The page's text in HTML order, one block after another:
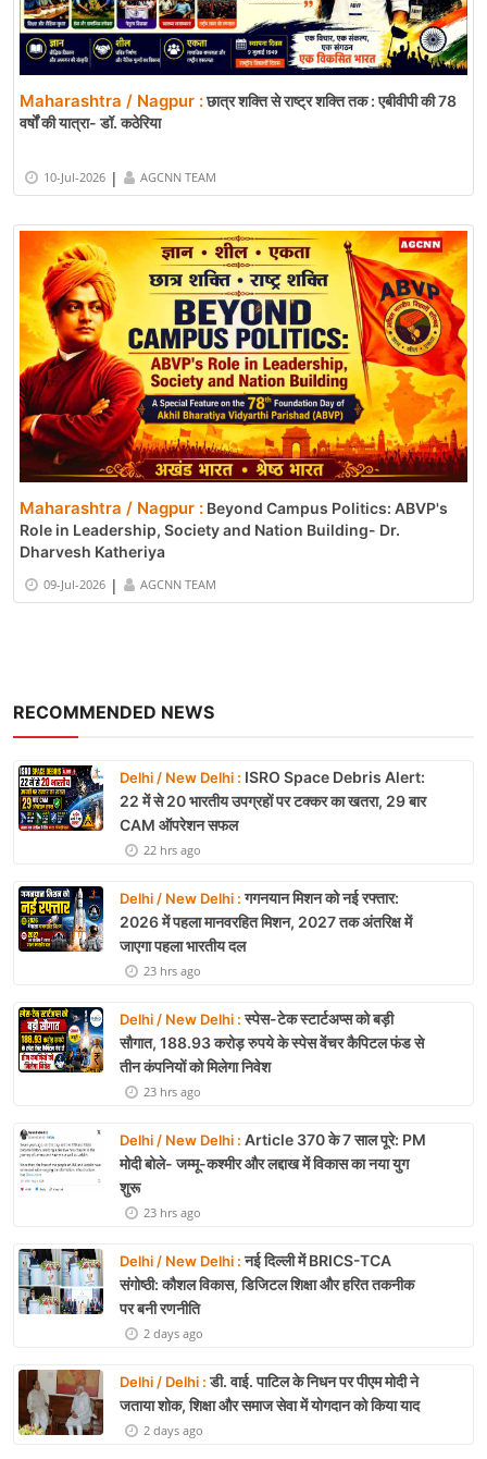
RECOMMENDED NEWS
Delhi / New Delhi : ISRO Space Debris Alert:
22 में से 20 भारतीय उपग्रहों पर टक्कर का खतरा, 29 बार
CAM ऑपरेशन सफल
22 hrs ago
Delhi / New Delhi :गगनयान मिशन को नई रफ्तार:
2026 में पहला मानवरहित मिशन, 2027 तक अंतरिक्ष में
जाएगा पहला भारतीय दल
23 hrs ago
Delhi / New Delhi :स्पेस-टेक स्टार्टअप्स को बड़ी
सौगात, 188.93 करोड़ रुपये के स्पेस वेंचर कैपिटल फंड से
तीन कंपनियों को मिलेगा निवेश
23 hrs ago
Delhi / New Delhi : Article 370 के 7 साल पूरे: PM
मोदी बोले- जम्मू-कश्मीर और लद्दाख में विकास का नया युग
शुरू
23 hrs ago
Delhi / New Delhi :नई दिल्ली में BRICS-TCA
संगोष्ठी: कौशल विकास, डिजिटल शिक्षा और हरित तकनीक
पर बनी रणनीति
2 days ago
Delhi / Delhi :डी. वाई. पाटिल के निधन पर पीएम मोदी ने
जताया शोक, शिक्षा और समाज सेवा में योगदान को किया याद
2 days ago
Maharashtra / Nagpur :छात्र शक्ति से राष्ट्र शक्ति तक : एबीवीपी की 78
वर्षों की यात्रा- डॉ. कठेरिया
10-Jul-2026 | AGCNN TEAM
Maharashtra / Nagpur : Beyond Campus Politics: ABVP's
Role in Leadership, Society and Nation Building- Dr.
Dharvesh Katheriya
09-Jul-2026 | AGCNN TEAM